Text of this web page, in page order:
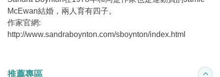
McEwan結婚，兩人育有四子。
作家官網:
http://www.sandraboynton.com/sboynton/index.html
推薦專區